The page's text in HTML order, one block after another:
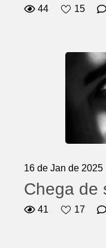
44 15
16 de Jan de 2025
Chega de
41 17